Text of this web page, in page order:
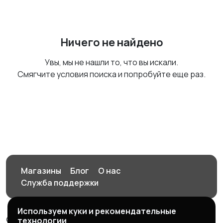
Ничего не найдено
Увы, мы не нашли то, что вы искали.
Смягчите условия поиска и попробуйте еще раз.
Магазины Блог
О нас
Служба поддержки
© 2026 Орен-АЙ - Авто | Недвижимость | Работа |
Используем куки и рекомендательные
технологии